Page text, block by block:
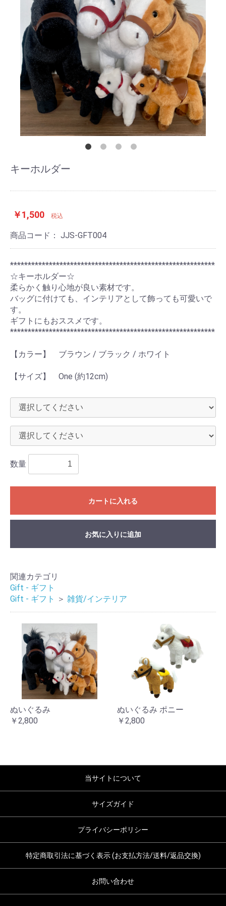
キーホルダー
￥1,500 税込
商品コード： JJS-GFT004
**********************************************************
☆キーホルダー☆
柔らかく触り心地が良い素材です。
バッグに付けても、インテリアとして飾っても可愛いで
す。
ギフトにもおススメです。
**********************************************************
【カラー】 ブラウン / ブラック / ホワイト
【サイズ】 One (約12cm)
数量
カートに入れる
お気に入りに追加
関連カテゴリ
Gift - ギフト
Gift - ギフト
＞ 雑貨/インテリア
ぬいぐるみ
￥2,800
ぬいぐるみ ポニー
￥2,800
当サイトについて
サイズガイド
プライバシーポリシー
特定商取引法に基づく表示 (お支払方法/送料/返品交換)
お問い合わせ